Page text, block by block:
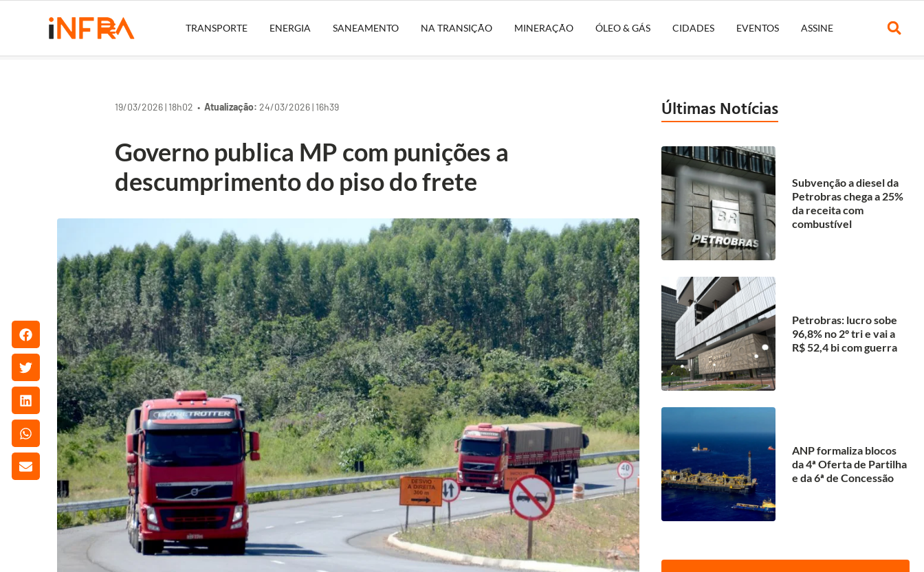
TRANSPORTE ENERGIA SANEAMENTO NA TRANSIÇÃO MINERAÇÃO ÓLEO & GÁS CIDADES EVENTOS ASSINE
19/03/2026 | 18h02 •Atualização: 24/03/2026 | 16h39
Governo publica MP com punições a
descumprimento do piso do frete
Últimas Notícias
Subvenção a diesel da
Petrobras chega a 25%
da receita com
combustível
Petrobras: lucro sobe
96,8% no 2º tri e vai a
R$ 52,4 bi com guerra
ANP formaliza blocos
da 4ª Oferta de Partilha
e da 6ª de Concessão